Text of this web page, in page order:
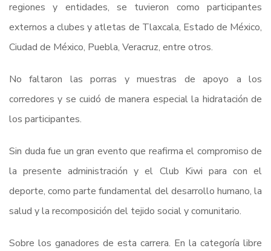
regiones y entidades, se tuvieron como participantes
externos a clubes y atletas de Tlaxcala, Estado de México,
Ciudad de México, Puebla, Veracruz, entre otros.
No faltaron las porras y muestras de apoyo a los
corredores y se cuidó de manera especial la hidratación de
los participantes.
Sin duda fue un gran evento que reafirma el compromiso de
la presente administración y el Club Kiwi para con el
deporte, como parte fundamental del desarrollo humano, la
salud y la recomposición del tejido social y comunitario.
Sobre los ganadores de esta carrera. En la categoría libre